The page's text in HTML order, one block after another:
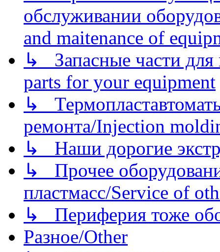
обслуживании
and maitenance of
↳ Запасные части для
parts for your equipment
↳
ремонта/Injection
↳ Наши дорогие
↳ Прочее
пластмасс/Service of
↳ Периферия тоже
Разное/Other